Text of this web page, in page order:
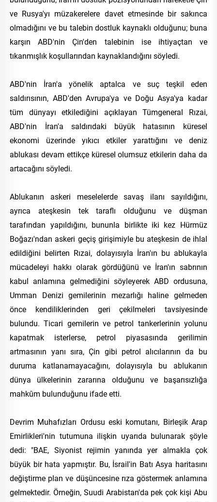
ve Rusya'yı müzakerelere davet etmesinde bir sakınca
olmadığını ve bu talebin dostluk kaynaklı olduğunu; buna
karşın ABD'nin Çin'den talebinin ise ihtiyaçtan ve
tıkanmışlık koşullarından kaynaklandığını söyledi.
ABD'nin İran'a yönelik aptalca ve suç teşkil eden
saldırısının, ABD'den Avrupa'ya ve Doğu Asya'ya kadar
tüm dünyayı etkilediğini açıklayan Tümgeneral Rızai,
ABD'nin İran'a saldırıdaki büyük hatasının küresel
ekonomi üzerinde yıkıcı etkiler yarattığını ve deniz
ablukası devam ettikçe küresel olumsuz etkilerin daha da
artacağını söyledi.
Ablukanın askeri meselelerde savaş ilanı sayıldığını,
ayrıca ateşkesin tek taraflı olduğunu ve düşman
tarafından yapıldığını, bununla birlikte iki kez Hürmüz
Boğazı'ndan askeri geçiş girişimiyle bu ateşkesin de ihlal
edildiğini belirten Rızai, dolayısıyla İran'ın bu ablukayla
mücadeleyi hakkı olarak gördüğünü ve İran'ın sabrının
kabul anlamına gelmediğini söyleyerek ABD ordusuna,
Umman Denizi gemilerinin mezarlığı haline gelmeden
önce kendiliklerinden geri çekilmeleri tavsiyesinde
bulundu. Ticari gemilerin ve petrol tankerlerinin yolunu
kapatmak isterlerse, petrol piyasasında gerilimin
artmasının yanı sıra, Çin gibi petrol alıcılarının da bu
duruma katlanamayacağını, dolayısıyla bu ablukanın
dünya ülkelerinin zararına olduğunu ve başarısızlığa
mahkûm bulunduğunu ifade etti.
Devrim Muhafızları Ordusu eski komutanı, Birleşik Arap
Emirlikleri'nin tutumuna ilişkin uyarıda bulunarak şöyle
dedi: "BAE, Siyonist rejimin yanında yer almakla çok
büyük bir hata yapmıştır. Bu, İsrail'in Batı Asya haritasını
değiştirme plan ve düşüncesine rıza göstermek anlamına
gelmektedir. Örneğin, Suudi Arabistan'da pek çok kişi Abu